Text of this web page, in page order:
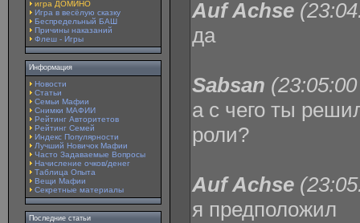
игра ДОМИНО
Игра в весёлую сказку
Беспредельный БАШ
Причины наказаний
Флеш - Игры
Информация
Новости
Статьи
Семьи Мафии
Снимки МАФИИ
Рейтинг Авторитетов
Рейтинг Семей
Индекс Популярности
Лучший Новичок Мафии
Часто Задаваемые Вопросы
Начисление очков/денег
Таблица Опыта
Вещи Мафии
Секретные материалы
Последние статьи
Auf Achse
да
Sabsan
а с чего ты
роли?
Auf Achse
я предположил